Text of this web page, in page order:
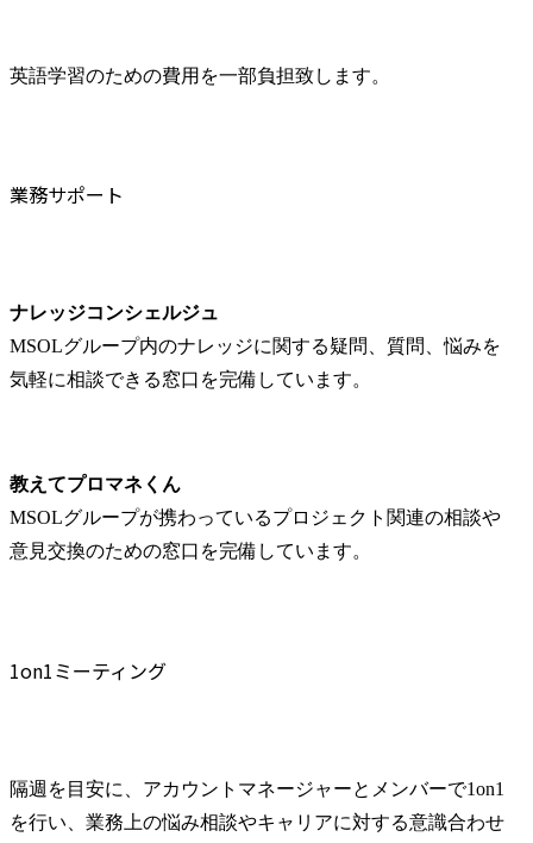
英語学習のための費用を一部負担致します。
業務サポート
ナレッジコンシェルジュ
MSOLグループ内のナレッジに関する疑問、質問、悩みを
気軽に相談できる窓口を完備しています。
教えてプロマネくん
MSOLグループが携わっているプロジェクト関連の相談や
意見交換のための窓口を完備しています。
1on1ミーティング
隔週を目安に、アカウントマネージャーとメンバーで1on1
を行い、業務上の悩み相談やキャリアに対する意識合わせ